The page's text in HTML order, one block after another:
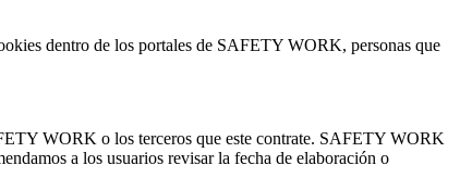
dentro de los portales de SAFETY WORK, personas que
WORK o los terceros que este contrate. SAFETY WORK
a los usuarios revisar la fecha de elaboración o